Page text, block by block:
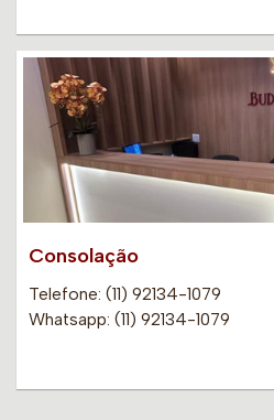
Consolação
Telefone: (11) 92134-1079
Whatsapp: (11) 92134-1079